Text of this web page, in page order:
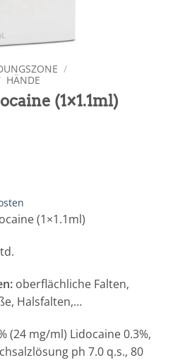
/
HÄNDE
(1×1.1ml)
€.
(1×1.1ml)
oberflächliche Falten,
Halsfalten,…
(24 mg/ml) Lidocaine 0.3%,
ph 7.0 q.s., 80